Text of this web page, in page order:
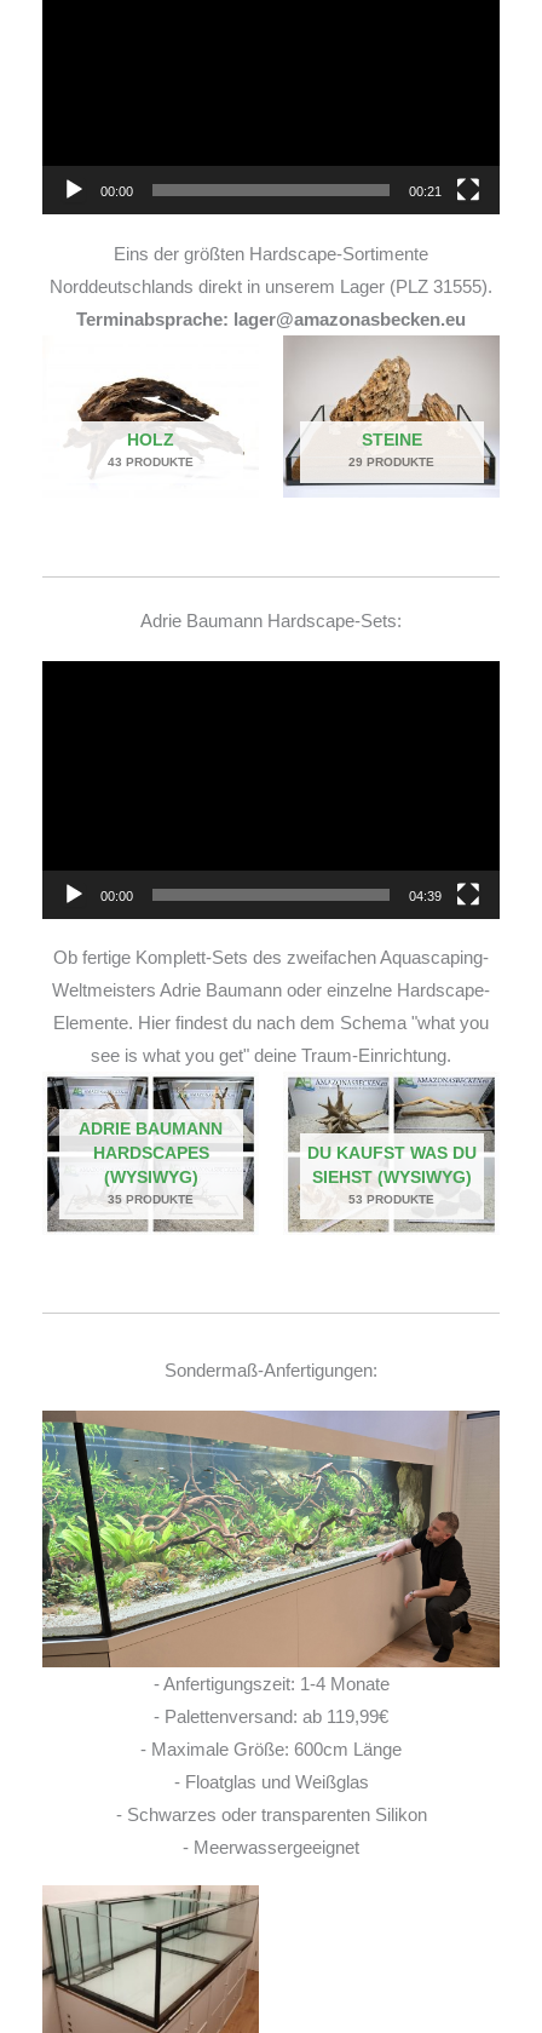
00:00 00:21
Eins der größten Hardscape-Sortimente
Norddeutschlands direkt in unserem Lager (PLZ 31555).
Terminabsprache: lager@amazonasbecken.eu
HOLZ
43 PRODUKTE
STEINE
29 PRODUKTE
Adrie Baumann Hardscape-Sets:
00:00 04:39
Ob fertige Komplett-Sets des zweifachen Aquascaping-
Weltmeisters Adrie Baumann oder einzelne Hardscape-
Elemente. Hier findest du nach dem Schema "what you
see is what you get" deine Traum-Einrichtung.
ADRIE BAUMANN
HARDSCAPES
(WYSIWYG)
35 PRODUKTE
DU KAUFST WAS DU
SIEHST (WYSIWYG)
53 PRODUKTE
Sondermaß-Anfertigungen:
- Anfertigungszeit: 1-4 Monate
- Palettenversand: ab 119,99€
- Maximale Größe: 600cm Länge
- Floatglas und Weißglas
- Schwarzes oder transparenten Silikon
- Meerwassergeeignet